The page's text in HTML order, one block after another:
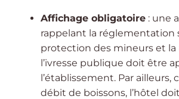
Affichage obligatoire : une
rappelant la réglementation
protection des mineurs et la
l’ivresse publique doit être
l’établissement. Par
débit de boissons, l’hôtel